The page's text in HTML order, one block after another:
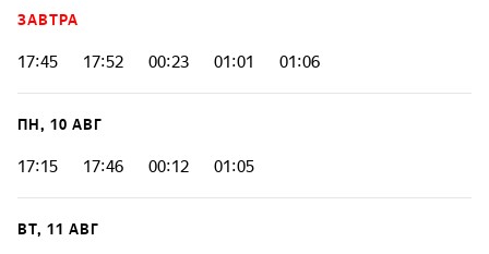
ЗАВТРА
17:45 17:52 00:23 01:01 01:06
ПН, 10 АВГ
17:15 17:46 00:12 01:05
ВТ, 11 АВГ